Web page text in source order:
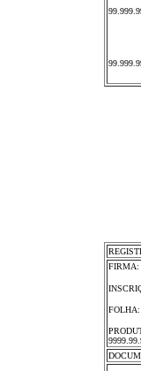
FIRMA: